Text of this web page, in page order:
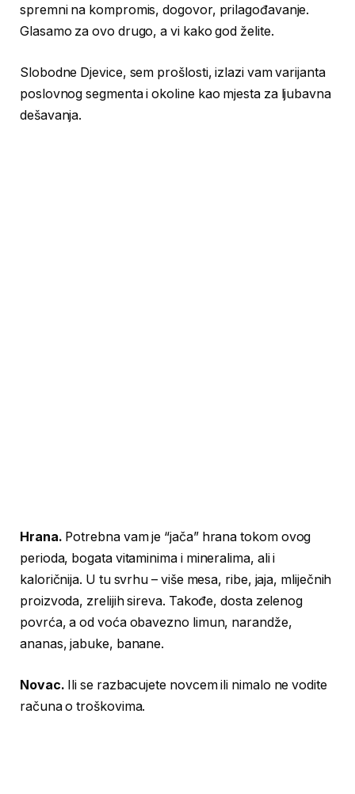
spremni na kompromis, dogovor, prilagođavanje.
Glasamo za ovo drugo, a vi kako god želite.
Slobodne Djevice, sem prošlosti, izlazi vam varijanta
poslovnog segmenta i okoline kao mjesta za ljubavna
dešavanja.
Hrana. Potrebna vam je “jača” hrana tokom ovog
perioda, bogata vitaminima i mineralima, ali i
kaloričnija. U tu svrhu – više mesa, ribe, jaja, mliječnih
proizvoda, zrelijih sireva. Takođe, dosta zelenog
povrća, a od voća obavezno limun, narandže,
ananas, jabuke, banane.
Novac. Ili se razbacujete novcem ili nimalo ne vodite
računa o troškovima.